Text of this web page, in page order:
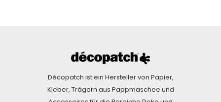
Décopatch ist ein Hersteller von Papier,
Kleber, Trägern aus Pappmaschee und